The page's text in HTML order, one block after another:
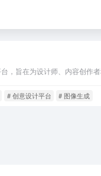
# 创意设计平台 # 图像生成